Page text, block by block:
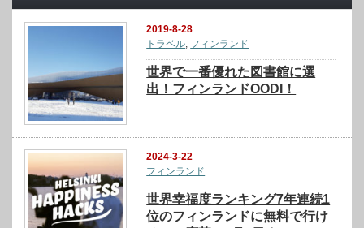
2019-8-28
トラベル, フィンランド
世界で一番優れた図書館に選
出！フィンランドOODI！
2024-3-22
フィンランド
世界幸福度ランキング7年連続1
位のフィンランドに無料で行け